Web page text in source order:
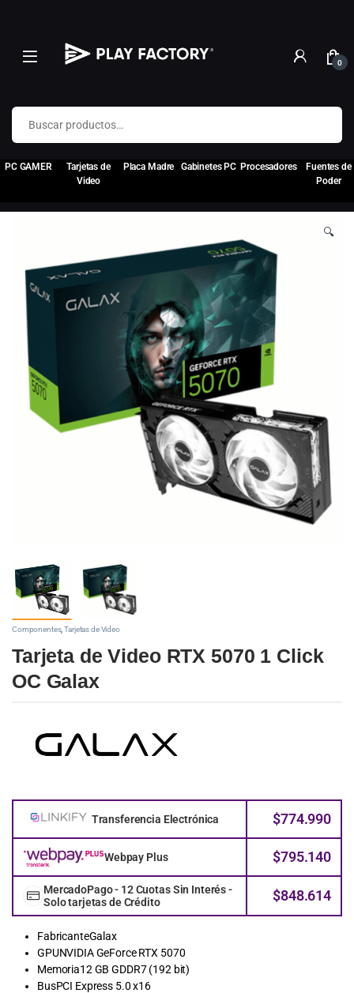
0
Buscar por:
PC GAMER
Tarjetas de
Video
Placa Madre Gabinetes PC Procesadores
Fuentes de
Poder
🔍
Componentes,Tarjetas de Video
Tarjeta de Video RTX 5070 1 Click
OC Galax
Transferencia Electrónica $774.990
Webpay Plus $795.140
MercadoPago - 12 Cuotas Sin Interés -
Solo tarjetas de Crédito
$848.614
FabricanteGalax
GPUNVIDIA GeForce RTX 5070
Memoria12 GB GDDR7 (192 bit)
BusPCI Express 5.0 x16